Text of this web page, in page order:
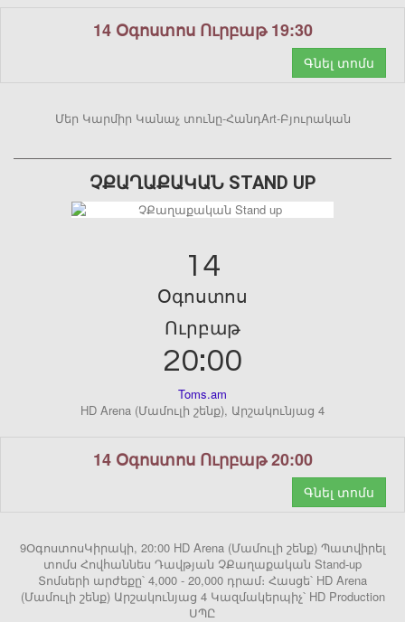
14 Օգոստոս Ուրբաթ 19:30
Գնել տոմս
Մեր Կարմիր Կանաչ տունը-ՀանդArt-Բյուրական
ՉՔԱՂԱՔԱԿԱՆ STAND UP
14
Օգոստոս
Ուրբաթ
20:00
Toms.am
HD Arena (Մամուլի շենք), Արշակունյաց 4
14 Օգոստոս Ուրբաթ 20:00
Գնել տոմս
9ՕգոստոսԿիրակի, 20:00 HD Arena (Մամուլի շենք) Պատվիրել
տոմս Հովհաննես Դավթյան ՉՔաղաքական Stand-up
Տոմսերի արժեքը՝ 4,000 - 20,000 դրամ։ Հասցե՝ HD Arena
(Մամուլի շենք) Արշակունյաց 4 Կազմակերպիչ՝ HD Production
ՍՊԸ